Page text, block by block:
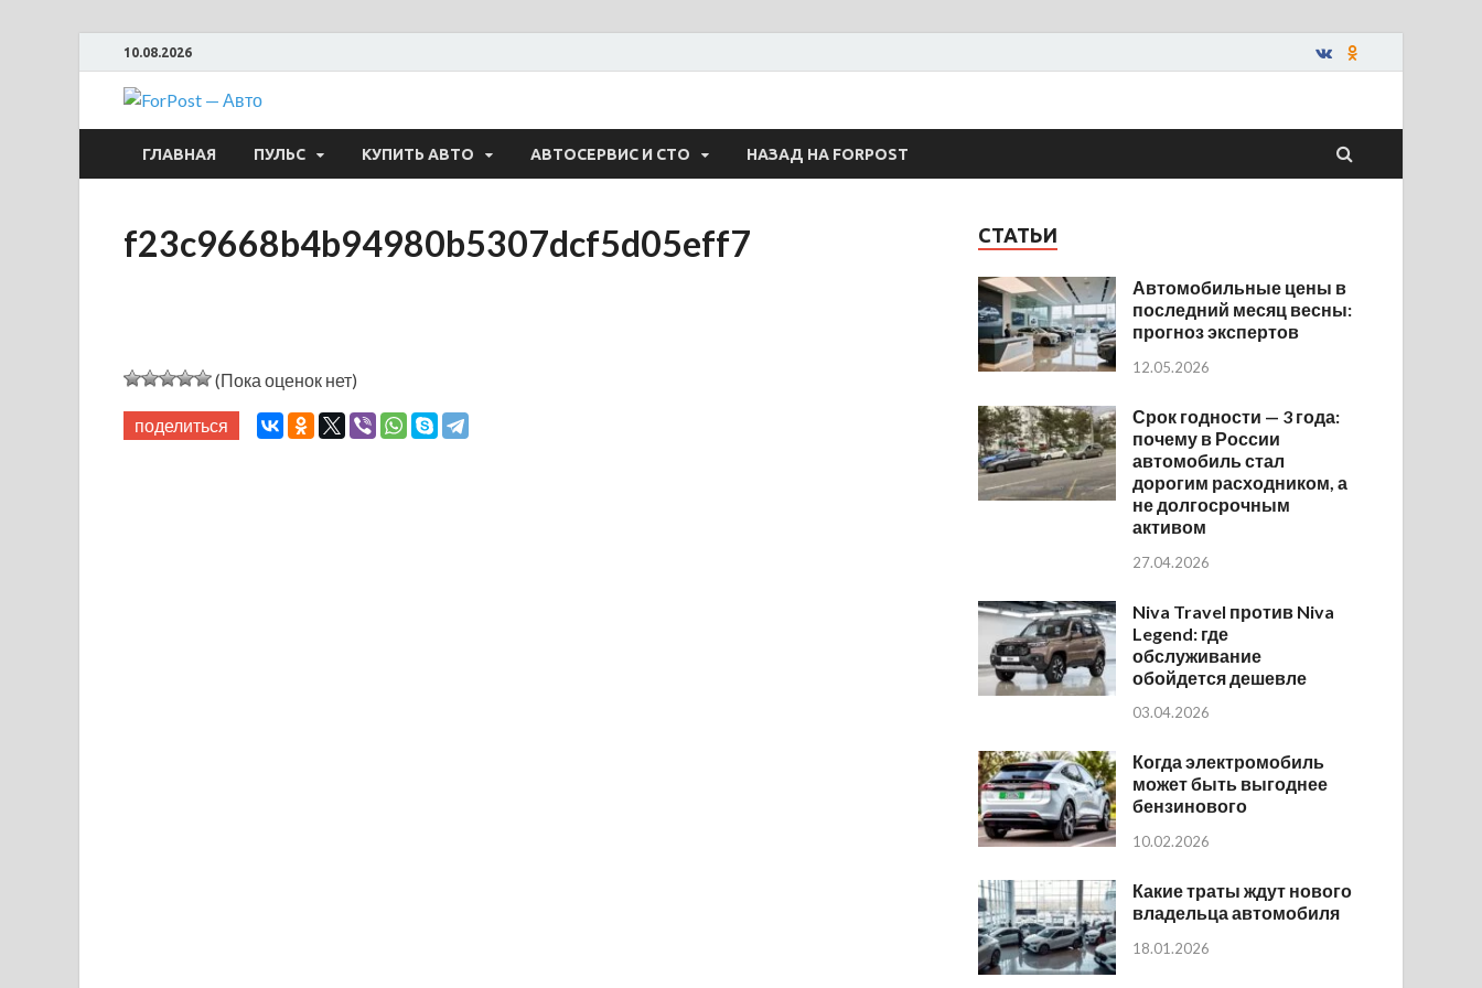
10.08.2026
ForPost — Авто
ГЛАВНАЯ ПУЛЬС КУПИТЬ АВТО АВТОСЕРВИС И СТО НАЗАД НА FORPOST
f23c9668b4b94980b5307dcf5d05eff7
(Пока оценок нет)
поделиться
СТАТЬИ
Автомобильные цены в
последний месяц весны:
прогноз экспертов
12.05.2026
Срок годности — 3 года:
почему в России
автомобиль стал
дорогим расходником, а
не долгосрочным
активом
27.04.2026
Niva Travel против Niva
Legend: где
обслуживание
обойдется дешевле
03.04.2026
Когда электромобиль
может быть выгоднее
бензинового
10.02.2026
Какие траты ждут нового
владельца автомобиля
18.01.2026